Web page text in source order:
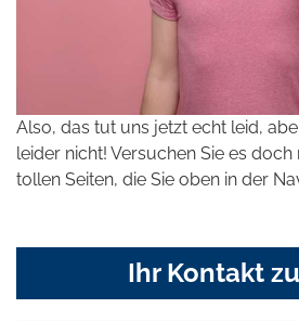
Also, das tut uns jetzt echt leid,
leider nicht! Versuchen Sie es
tollen Seiten, die Sie oben in der
Ihr Kontakt